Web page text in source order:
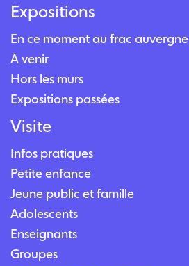
Expositions
En ce moment au frac auvergne
À venir
Hors les murs
Expositions passées
Visite
Infos pratiques
Petite enfance
Jeune public et famille
Adolescents
Enseignants
Groupes